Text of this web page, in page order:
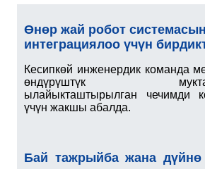
Өнөр жай робот системасын
интеграциялоо үчүн
Кесипкөй инженердик команда
өндүрүштүк
ылайыкташтырылган чечимди
үчүн жакшы абалда.
Бай тажрыйба жана